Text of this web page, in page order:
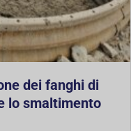
dei fanghi di
lo smaltimento